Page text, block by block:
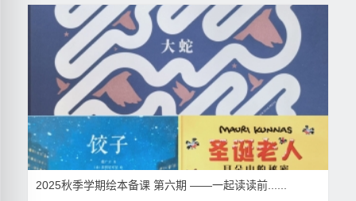
2025秋季学期绘本备课 第六期 ——一起读读前......